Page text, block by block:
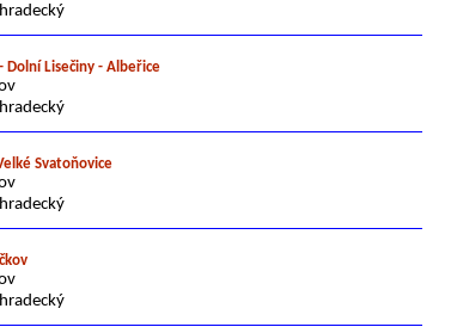
Dolní Lisečiny - Albeřice
Svatoňovice